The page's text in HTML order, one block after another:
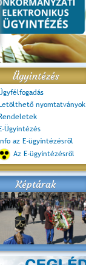
fotóklub kiállítás
István Ünnepe
Ügyintézés
Letölthető nyomtatványok
Rendeletek
E-Ügyintézés
Info az E-ügyintézésről
Az E-ügyintézésről
Képtárak